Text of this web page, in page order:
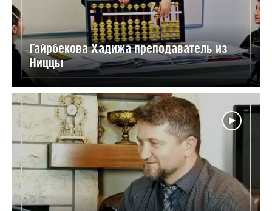
Гайрбекова Хадижа преподаватель из
Ниццы